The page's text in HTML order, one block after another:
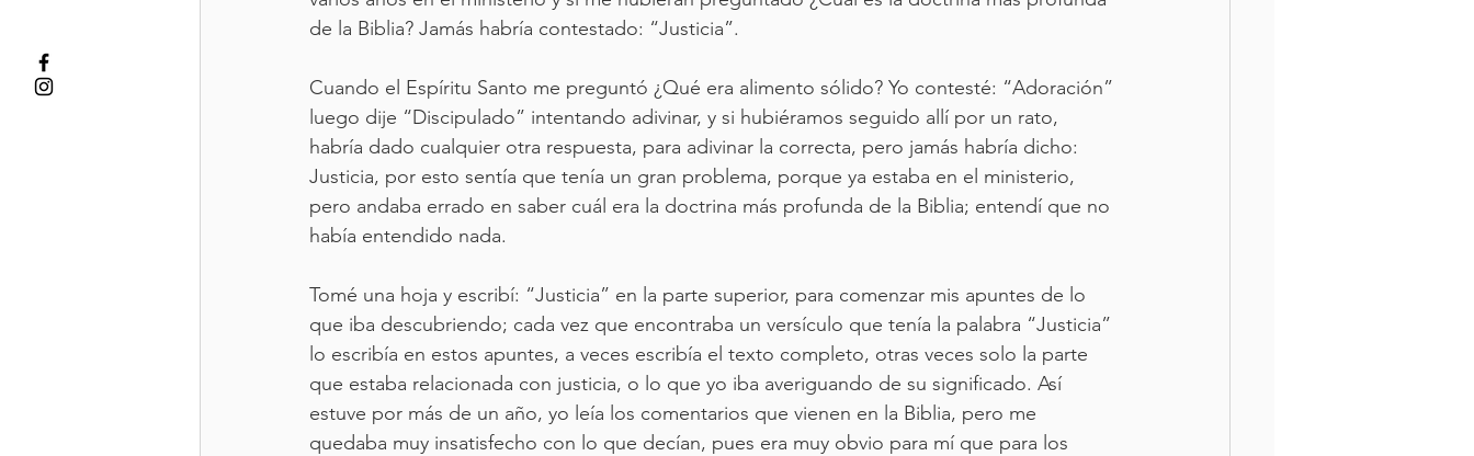
de la Biblia? Jamás habría contestado: “Justicia”.
Cuando el Espíritu Santo me preguntó ¿Qué era alimento sólido? Yo contesté: “Adoración”
luego dije “Discipulado” intentando adivinar, y si hubiéramos seguido allí por un rato,
habría dado cualquier otra respuesta, para adivinar la correcta, pero jamás habría dicho:
Justicia, por esto sentía que tenía un gran problema, porque ya estaba en el ministerio,
pero andaba errado en saber cuál era la doctrina más profunda de la Biblia; entendí que no
había entendido nada.
Tomé una hoja y escribí: “Justicia” en la parte superior, para comenzar mis apuntes de lo
que iba descubriendo; cada vez que encontraba un versículo que tenía la palabra “Justicia”
lo escribía en estos apuntes, a veces escribía el texto completo, otras veces solo la parte
que estaba relacionada con justicia, o lo que yo iba averiguando de su significado. Así
estuve por más de un año, yo leía los comentarios que vienen en la Biblia, pero me
quedaba muy insatisfecho con lo que decían, pues era muy obvio para mí que para los